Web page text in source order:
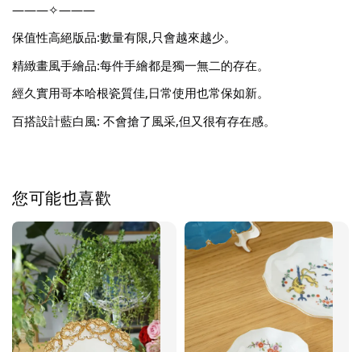
———✧———
保值性高絕版品:數量有限,只會越來越少。
精緻畫風手繪品:每件手繪都是獨一無二的存在。
經久實用哥本哈根瓷質佳,日常使用也常保如新。
百搭設計藍白風: 不會搶了風采,但又很有存在感。
您可能也喜歡